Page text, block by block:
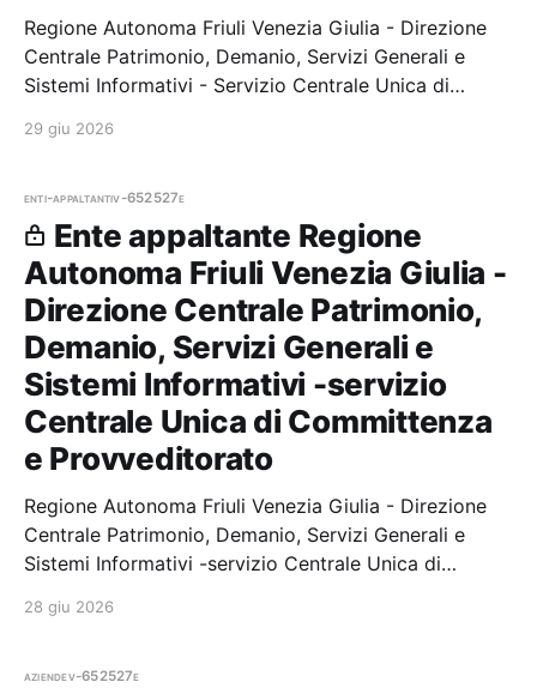
Regione Autonoma Friuli Venezia Giulia - Direzione
Centrale Patrimonio, Demanio, Servizi Generali e
Sistemi Informativi - Servizio Centrale Unica di
0 partecipazioni. Il
29 giu 2026
enti-appaltantiv-652527e
Ente appaltante Regione
Autonoma Friuli Venezia Giulia -
Direzione Centrale Patrimonio,
Demanio, Servizi Generali e
Sistemi Informativi -servizio
Centrale Unica di Committenza
e Provveditorato
Regione Autonoma Friuli Venezia Giulia - Direzione
Centrale Patrimonio, Demanio, Servizi Generali e
Sistemi Informativi -servizio Centrale Unica di
0 partecipazioni. Il
28 giu 2026
aziendev-652527e